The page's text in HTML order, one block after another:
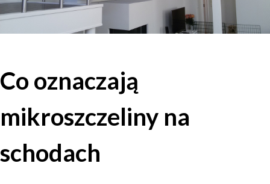
Co oznaczają
mikroszczeliny na
schodach